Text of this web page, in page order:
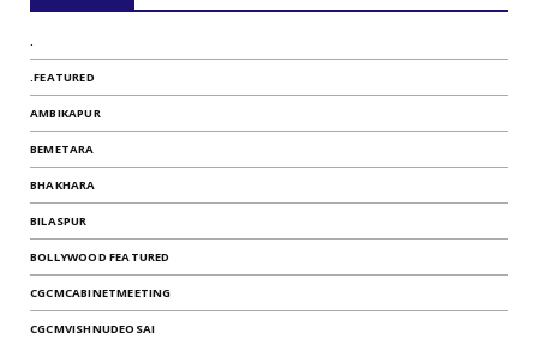
.
.FEATURED
AMBIKAPUR
BEMETARA
BHAKHARA
BILASPUR
BOLLYWOOD FEATURED
CGCMCABINETMEETING
CGCMVISHNUDEOSAI